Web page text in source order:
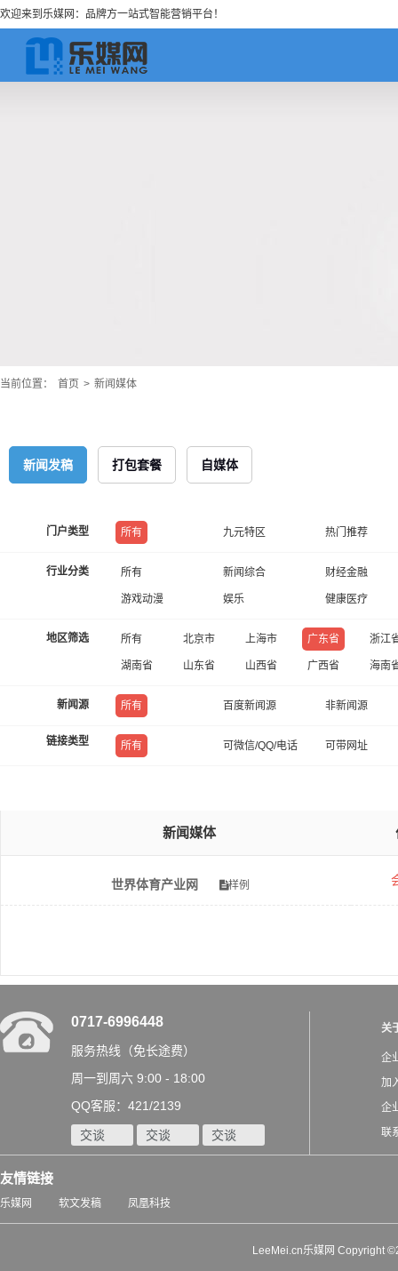
欢迎来到乐媒网：品牌方一站式智能营销平台！
当前位置： 首页 > 新闻媒体
新闻发稿 打包套餐 自媒体
门户类型 所有 九元特区 热门推荐
行业分类 所有 新闻综合 财经金融
游戏动漫 娱乐 健康医疗
地区筛选 所有 北京市 上海市 广东省 浙江
湖南省 山东省 山西省 广西省 海南
新闻源 所有 百度新闻源 非新闻源
链接类型 所有 可微信/QQ/电话 可带网址
新闻媒体
世界体育产业网 样例
0717-6996448
服务热线（免长途费）
周一到周六 9:00 - 18:00
QQ客服：421/2139
交谈 交谈 交谈
关
企
加
企
联
友情链接
乐媒网 软文发稿 凤凰科技
LeeMei.cn乐媒网 Copyright